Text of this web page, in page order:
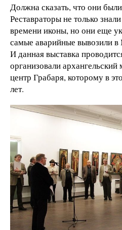
Должна сказать, что они
Реставраторы не только
времени иконы, но они еще
самые аварийные вывозили
И данная выставка
организовали
центр Грабаря, которому в
лет.